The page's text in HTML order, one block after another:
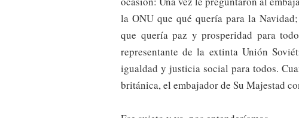
la ONU que qué quería para la
que quería paz y prosperidad para
representante de la extinta Unión
igualdad y justicia social para todos.
británica, el embajador de Su Majestad